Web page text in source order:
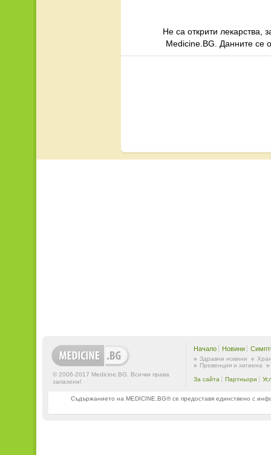
Не са открити лекарства,
Medicine.BG. Данните се
© 2006-2017 Medicine.BG. Всички права
запазени!
Начало Новини
Здравни новини
Превенция и хигиена
За сайта Партньори
Съдържанието на MEDICINE.BG® се предоставя единствено с